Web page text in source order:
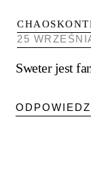
25
Sweter jest
ODPOWIEDZ